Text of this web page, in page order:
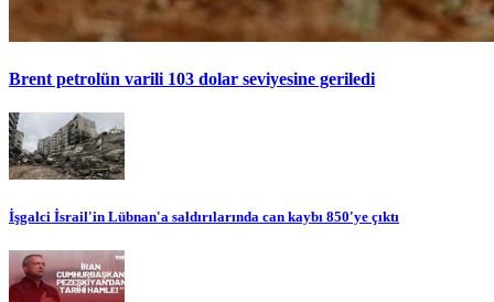
Brent petrolün varili 103 dolar seviyesine geriledi
İşgalci İsrail'in Lübnan'a saldırılarında can kaybı 850'ye çıktı